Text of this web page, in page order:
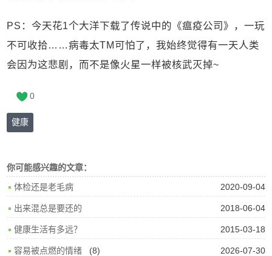
PS：今天花1个大洋下载了传说中的《瘟疫公司》，一玩
不可收拾……病毒太TM可怕了，我始终觉得有一天人类
会因为这悲剧，而不是像火星一样被核武灭掉~
0
健康
你可能感兴趣的文章：
2020-09-04
体检还是老毛病
2018-06-04
出来混总是要还的
2015-03-18
健康生活有多远？
2026-07-30
容易被点燃的情绪 (8)